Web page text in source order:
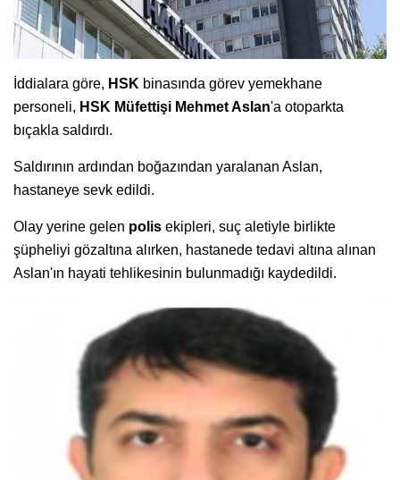
İddialara göre, HSK binasında görev yemekhane
personeli, HSK Müfettişi Mehmet Aslan'a otoparkta
bıçakla saldırdı.
Saldırının ardından boğazından yaralanan Aslan,
hastaneye sevk edildi.
Olay yerine gelen polis ekipleri, suç aletiyle birlikte
şüpheliyi gözaltına alırken, hastanede tedavi altına alınan
Aslan'ın hayati tehlikesinin bulunmadığı kaydedildi.